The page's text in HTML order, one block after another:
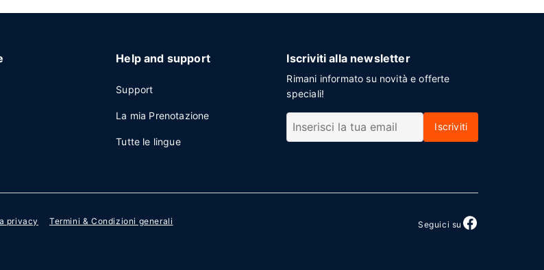
Help and support
Support
La mia Prenotazione
Tutte le lingue
Iscriviti alla newsletter
Rimani informato su novità e offerte
speciali!
Iscriviti
privacy Termini & Condizioni generali Seguici su